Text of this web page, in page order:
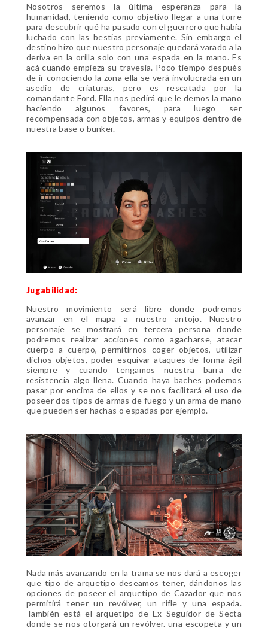
Nosotros seremos la última esperanza para la
humanidad, teniendo como objetivo llegar a una torre
para descubrir qué ha pasado con el guerrero que había
luchado con las bestias previamente. Sin embargo el
destino hizo que nuestro personaje quedará varado a la
deriva en la orilla solo con una espada en la mano. Es
acá cuando empieza su travesía. Poco tiempo después
de ir conociendo la zona ella se verá involucrada en un
asedio de criaturas, pero es rescatada por la
comandante Ford. Ella nos pedirá que le demos la mano
haciendo algunos favores, para luego ser
recompensada con objetos, armas y equipos dentro de
nuestra base o bunker.
Jugabilidad:
Nuestro movimiento será libre donde podremos
avanzar en el mapa a nuestro antojo. Nuestro
personaje se mostrará en tercera persona donde
podremos realizar acciones como agacharse, atacar
cuerpo a cuerpo, permitirnos coger objetos, utilizar
dichos objetos, poder esquivar ataques de forma ágil
siempre y cuando tengamos nuestra barra de
resistencia algo llena. Cuando haya baches podemos
pasar por encima de ellos y se nos facilitará el uso de
poseer dos tipos de armas de fuego y un arma de mano
que pueden ser hachas o espadas por ejemplo.
Nada más avanzando en la trama se nos dará a escoger
que tipo de arquetipo deseamos tener, dándonos las
opciones de poseer el arquetipo de Cazador que nos
permitirá tener un revólver, un rifle y una espada.
También está el arquetipo de Ex Seguidor de Secta
donde se nos otorgará un revólver. una escopeta y un